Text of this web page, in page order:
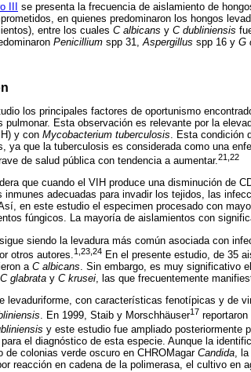
III
se presenta la frecuencia de aislamiento de
en quienes predominaron los hongos
entre los cuales C albicans y C dubliniensis
Penicillium spp 31,Aspergillus spp 16 y G
los principales factores de oportunismo
pulmonar. Esta observación es relevante por la
y con Mycobacterium tuberculosis . Esta
ya que la tuberculosis es considerada como una
de salud pública con tendencia a aumentar.21,22
que cuando el VIH produce una disminución de
inmunes adecuadas para invadir los tejidos, las
en este estudio el especimen procesado con
fúngicos. La mayoría de aislamientos con
sigue siendo la levadura más común asociada con
otros autores.1,23,24 En el presente estudio, de 35
a C albicans. Sin embargo, es muy significativo
C glabrata y C krusei, las que frecuentemente
levaduriforme, con características fenotípicas y de
. En 1999, Staib y Morschhäuser17
y este estudio fue ampliado posteriormente
el diagnóstico de esta especie. Aunque la
de colonias verde oscuro en CHROMagar Candida ,
reacción en cadena de la polimerasa, el cultivo en